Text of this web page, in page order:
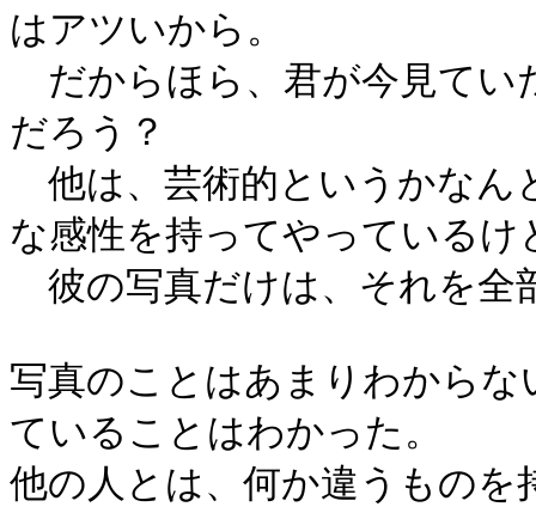
はアツいから。
だからほら、君が今見てい
だろう？
他は、芸術的というかなん
な感性を持ってやっているけ
彼の写真だけは、それを全
写真のことはあまりわから
ていることはわかった。
他の人とは、何か違うもの